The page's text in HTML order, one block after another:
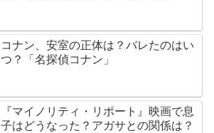
コナン、安室の正体は？バレたのはい
つ？「名探偵コナン」
『マイノリティ・リポート』映画で息
子はどうなった？アガサとの関係は？